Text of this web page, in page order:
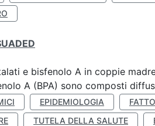
e bisfenolo A in coppie
A (BPA) sono composti
EPIDEMIOLOGIA
TUTELA DELLA SALUTE